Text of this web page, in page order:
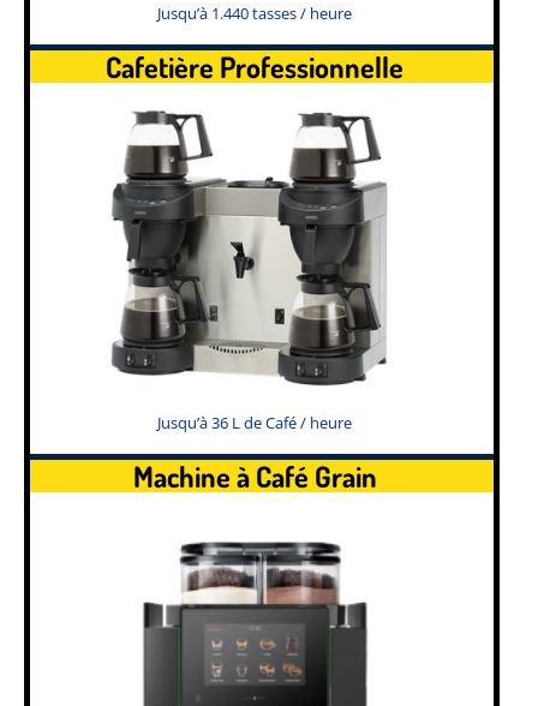
Jusqu’à 1.440 tasses / heure
Cafetière Professionnelle
Jusqu’à 36 L de Café / heure
Machine à Café Grain